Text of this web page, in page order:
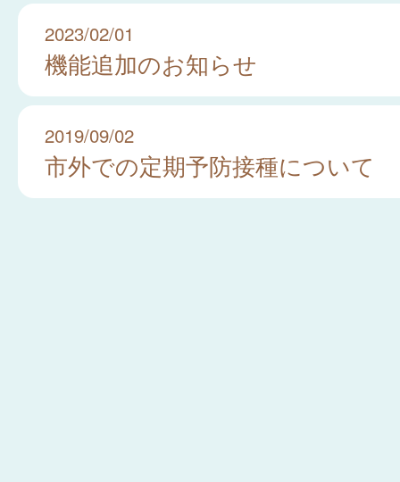
2023/02/01
機能追加のお知らせ
2019/09/02
市外での定期予防接種について